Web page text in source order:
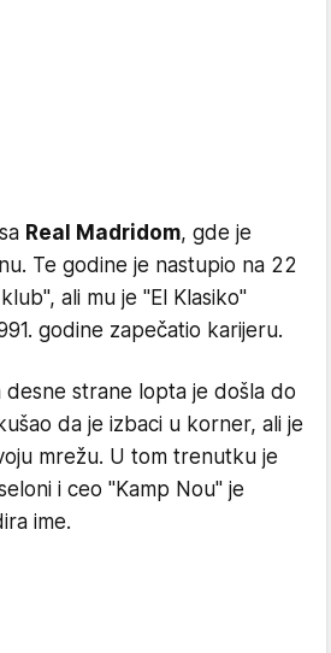
Real Madridom, gde je
Te godine je nastupio na 22
ali mu je "El Klasiko"
godine zapečatio karijeru.
desne strane lopta je došla do
da je izbaci u korner, ali je
mrežu. U tom trenutku je
i ceo "Kamp Nou" je
ime.